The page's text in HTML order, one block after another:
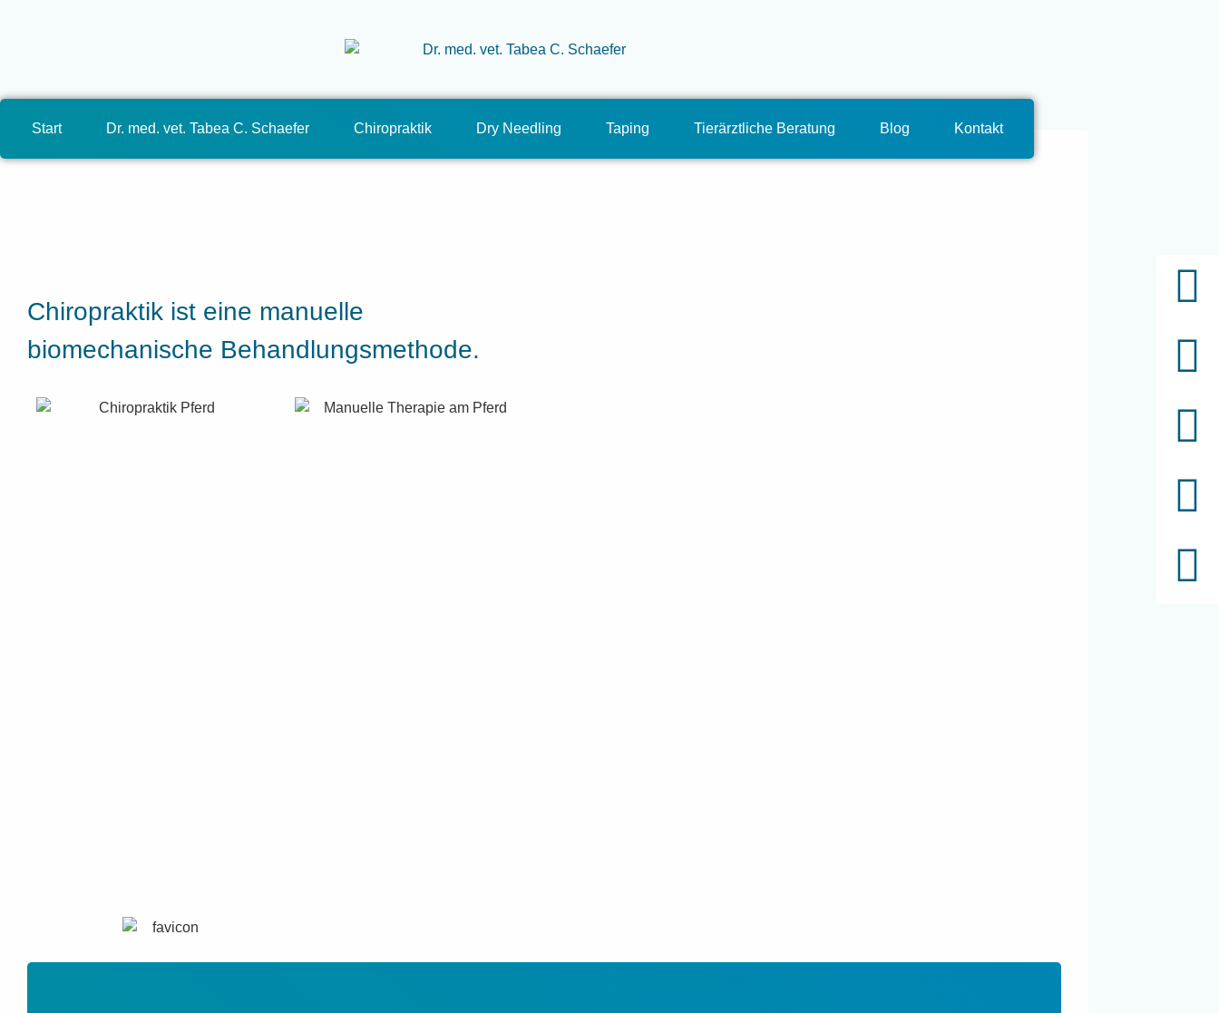
Start Dr. med. vet. Tabea C. Schaefer Chiropraktik Dry Needling Taping Tierärztliche Beratung Blog Kontakt
Chiropraktik ist eine manuelle
biomechanische Behandlungsmethode.